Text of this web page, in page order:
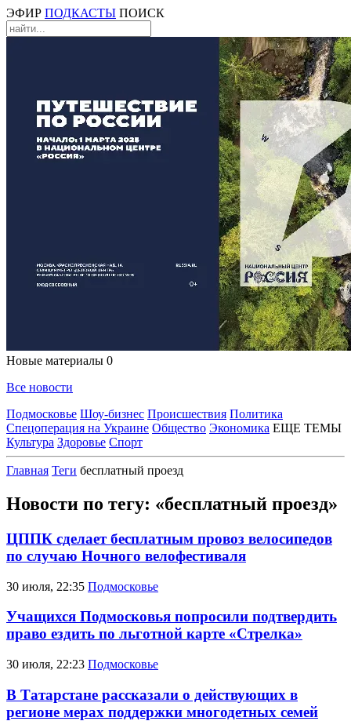
ЭФИР ПОДКАСТЫ ПОИСК
Новые материалы 0
Все новости
Подмосковье Шоу-бизнес Происшествия Политика
Спецоперация на Украине Общество Экономика ЕЩЕ ТЕМЫ
Культура Здоровье Спорт
Главная Теги бесплатный проезд
Новости по тегу: «бесплатный проезд»
ЦППК сделает бесплатным провоз велосипедов
по случаю Ночного велофестиваля
30 июля, 22:35 Подмосковье
Учащихся Подмосковья попросили подтвердить
право ездить по льготной карте «Стрелка»
30 июля, 22:23 Подмосковье
В Татарстане рассказали о действующих в
регионе мерах поддержки многодетных семей